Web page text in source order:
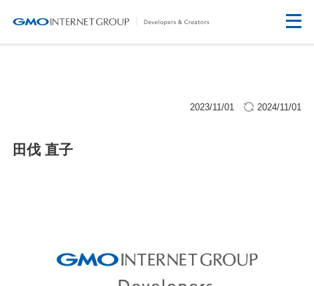
2023/11/01 2024/11/01
田伐 直子